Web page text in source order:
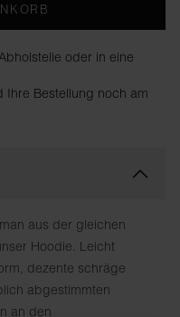
oder in eine
Ihre Bestellung noch am
aus der gleichen
Hoodie. Leicht
dezente schräge
abgestimmten
an den